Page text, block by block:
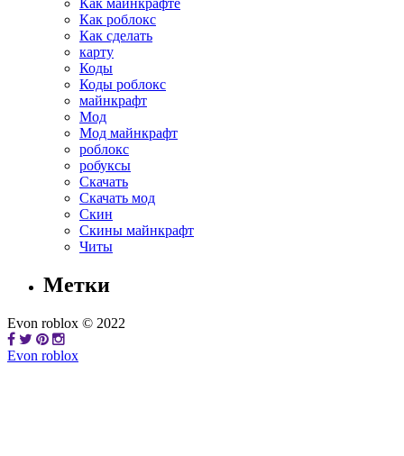
Как майнкрафте
Как роблокс
Как сделать
карту
Коды
Коды роблокс
майнкрафт
Мод
Мод майнкрафт
роблокс
робуксы
Скачать
Скачать мод
Скин
Скины майнкрафт
Читы
Метки
Evon roblox © 2022
Evon roblox